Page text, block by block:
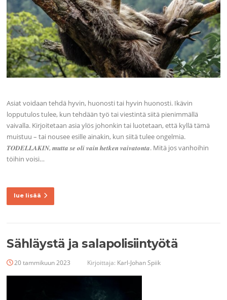
Asiat voidaan tehdä hyvin, huonosti tai hyvin huonosti. Ikävin
lopputulos tulee, kun tehdään työ tai viestintä siitä pienimmällä
vaivalla. Kirjoitetaan asia ylös johonkin tai luotetaan, että kyllä tämä
muistuu – tai nousee esille ainakin, kun siitä tulee ongelmia.
𝑻𝑶𝑫𝑬𝑳𝑳𝑨𝑲𝑰𝑵, 𝒎𝒖𝒕𝒕𝒂 𝒔𝒆 𝒐𝒍𝒊 𝒗𝒂𝒊𝒏 𝒉𝒆𝒕𝒌𝒆𝒏 𝒗𝒂𝒊𝒗𝒂𝒕𝒐𝒏𝒕𝒂. Mitä jos vanhoihin
töihin voisi…
lue lisää
Sähläystä ja salapolisiintyötä
20 tammikuun 2023 Kirjoittaja: Karl-Johan Spiik